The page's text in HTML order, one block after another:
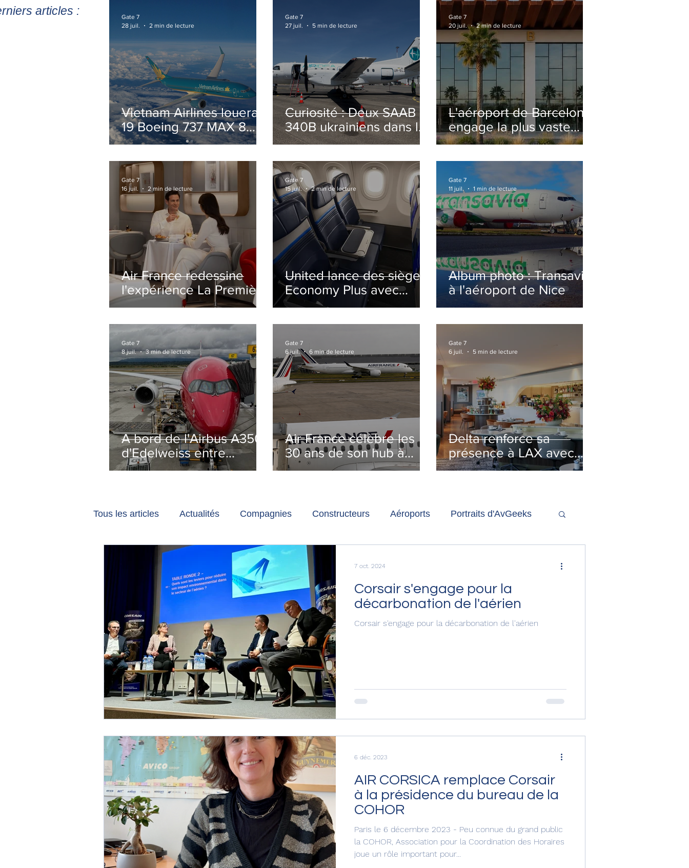
articles :
Vietnam Airlines louera
19 Boeing 737 MAX 8
pour accélérer la
flotte
Gate 7
28 juil.
2 min de lecture
Curiosité : Deux SAAB
340B ukrainiens dans le
ciel Italien cet été
Gate 7
27 juil.
5 min de lecture
L'aéroport de Barcelone
engage la plus vaste
rénovation de son
ouverture
Gate 7
20 juil.
2 min de lecture
Air France redessine
l'expérience La Première
avec un salon
Paris-CDG
Gate 7
16 juil.
2 min de lecture
United lance des sièges
Economy Plus avec
siège central neutralisé
Gate 7
15 juil.
2 min de lecture
Album photo : Transavia
à l'aéroport de Nice
Gate 7
11 juil.
1 min de lecture
A bord de l'Airbus A350
d'Edelweiss entre
Vancouver et Zurich
Gate 7
8 juil.
3 min de lecture
Air France célèbre les
30 ans de son hub à
Paris-Charles de Gaulle
Gate 7
6 juil.
6 min de lecture
Delta renforce sa
présence à LAX avec
l'ouverture de la
Gate 7
6 juil.
5 min de lecture
Tous les articles Actualités Compagnies Constructeurs Aéroports Portraits d'AvGeeks
Les tribunes de Gate7 album photo Développement durable
Reportages
Corsair s'engage pour la
décarbonation de l'aérien
Corsair s'engage pour la décarbonation de l'aérien
7 oct. 2024
AIR CORSICA remplace Corsair
à la présidence du bureau de la
COHOR
Paris le 6 décembre 2023 - Peu connue du grand public
la COHOR, Association pour la Coordination des Horaires
joue un rôle important pour...
6 déc. 2023